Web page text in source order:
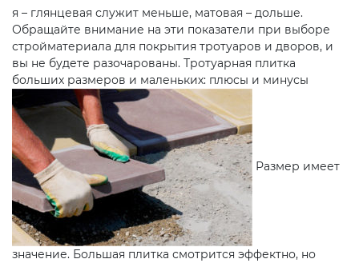
я – глянцевая служит меньше, матовая – дольше.
Обращайте внимание на эти показатели при выборе
стройматериала для покрытия тротуаров и дворов, и
вы не будете разочарованы. Тротуарная плитка
больших размеров и маленьких: плюсы и минусы
Размер имеет
значение. Большая плитка смотрится эффектно, но